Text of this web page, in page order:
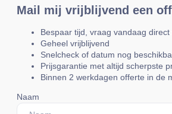
Mail mij vrijblijvend een
Bespaar tijd, vraag vandaag direct
Geheel vrijblijvend
Snelcheck of datum nog
Prijsgarantie met altijd scherpste
Binnen 2 werkdagen offerte in de
Naam